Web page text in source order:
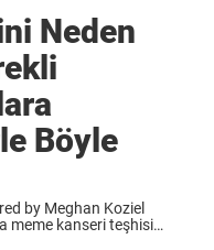
Neden
Böyle
by Meghan Koziel
meme kanseri teşhisi